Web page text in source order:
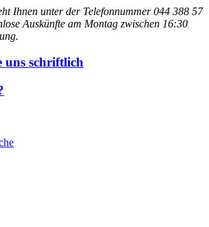
Ihnen unter der Telefonnummer 044 388 57
Auskünfte am Montag zwischen 16:30
uns schriftlich